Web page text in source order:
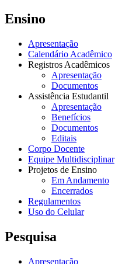
Ensino
Apresentação
Calendário Acadêmico
Registros Acadêmicos
Apresentação
Documentos
Assistência Estudantil
Apresentação
Benefícios
Documentos
Editais
Corpo Docente
Equipe Multidisciplinar
Projetos de Ensino
Em Andamento
Encerrados
Regulamentos
Uso do Celular
Pesquisa
Apresentação